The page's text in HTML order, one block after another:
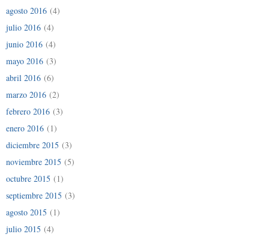
agosto 2016 (4)
julio 2016 (4)
junio 2016 (4)
mayo 2016 (3)
abril 2016 (6)
marzo 2016 (2)
febrero 2016 (3)
enero 2016 (1)
diciembre 2015 (3)
noviembre 2015 (5)
octubre 2015 (1)
septiembre 2015 (3)
agosto 2015 (1)
julio 2015 (4)